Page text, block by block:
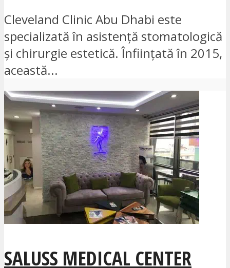
Cleveland Clinic Abu Dhabi este
specializată în asistență stomatologică
și chirurgie estetică. Înființată în 2015,
această...
SALUSS MEDICAL CENTER